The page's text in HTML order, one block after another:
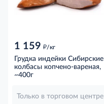
1 159 д/кг
Грудка индейки Сибирские
колбасы копчено-вареная,
~400г
Только в торговом центре